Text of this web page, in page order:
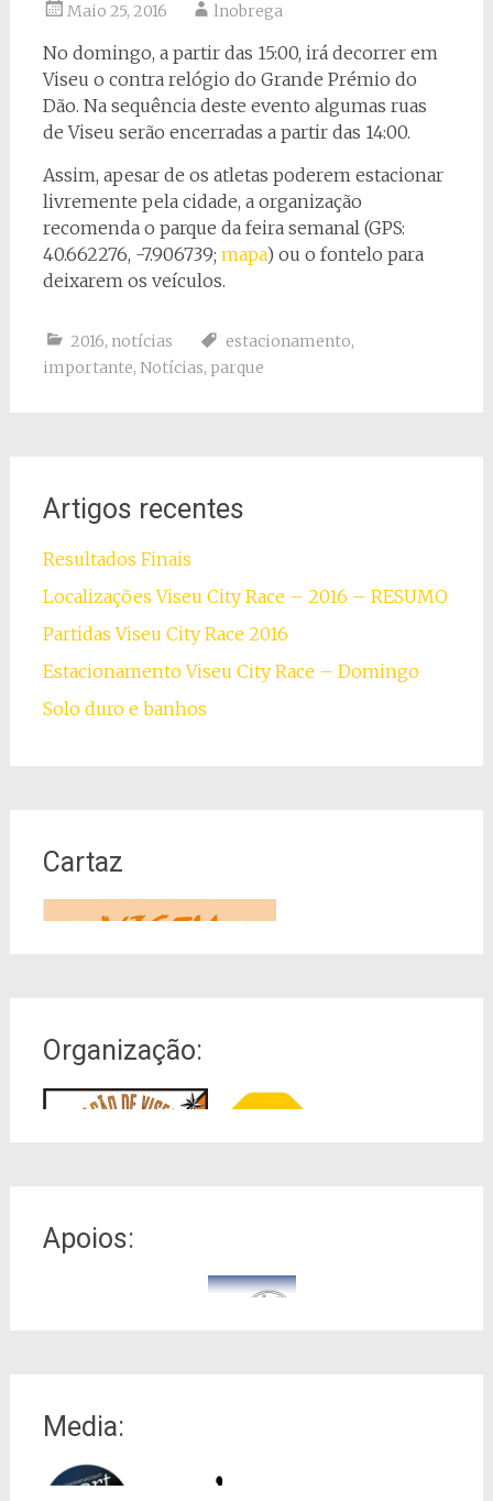
Maio 25, 2016 lnobrega
No domingo, a partir das 15:00, irá decorrer em
Viseu o contra relógio do Grande Prémio do
Dão. Na sequência deste evento algumas ruas
de Viseu serão encerradas a partir das 14:00.
Assim, apesar de os atletas poderem estacionar
livremente pela cidade, a organização
recomenda o parque da feira semanal (GPS:
40.662276, -7.906739; mapa) ou o fontelo para
deixarem os veículos.
2016, notícias estacionamento,
importante, Notícias, parque
Artigos recentes
Resultados Finais
Localizações Viseu City Race – 2016 – RESUMO
Partidas Viseu City Race 2016
Estacionamento Viseu City Race – Domingo
Solo duro e banhos
Cartaz
Organização:
Apoios:
Media: